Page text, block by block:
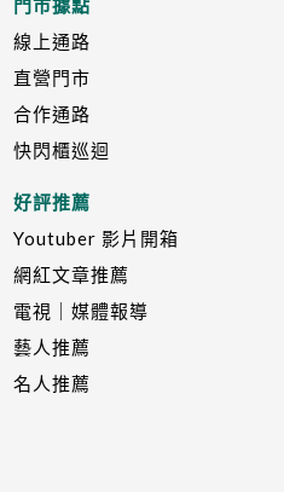
門市據點
線上通路
直營門市
合作通路
快閃櫃巡迴
好評推薦
Youtuber 影片開箱
網紅文章推薦
電視｜媒體報導
藝人推薦
名人推薦